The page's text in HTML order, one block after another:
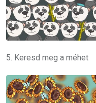
5. Keresd meg a méhet